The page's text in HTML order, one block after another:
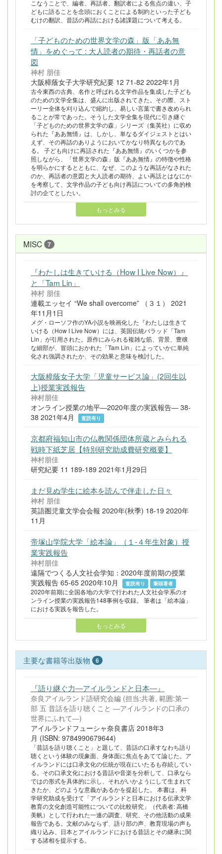
こなうことで、編者、再話者、翻訳者による焦点の違い、子
どもに語ることを念頭におくことによる制約といった子ども
むけの翻訳、昔話の再話における諸課題について考える。
「子どものための世界文学の森」版「ああ無
情」をめぐって : 大人読者の期待・再話者の意
図
神村 朋佳
大阪樟蔭女子大学研究紀要 12 71-82 2022年1月
古今東西の古典、名作と呼ばれる文学作品を集成した子ども
のための文学全集は、盛んに出版されてきた。その際、スト
ーリー全体を刈り込んで縮約し、易しい言葉で書き改められ
ることが常であった。そうした文学全集を現代に引き継ぐ
「子どものための世界文学の森」シリーズ（集英社）に収め
られた『ああ無情』は、しかし、単なるダイジェストとはい
えず、その再話のありようにおいてかなり特異なものであ
る。 子ども向けに再話された『ああ無情』のいくつかを参
照しながら、「世界文学の森」版『ああ無情』の特徴や性格
を明らかにするとともに、なぜ、このような再話がなされた
のか、再話者の意図と大人読者の期待、よい再話とはなにか
を考察して、文学作品の子ども向け再話についての多角的検
討の企てとしたい。
もっとみる
MISC 7
『わたしは生きていける（How I Live Now）』
と「Tam Lin」
神村 朋佳
連載エッセイ “We shall overcome” （３１） 2021
年11月1日
メグ・ローソフ作のYA小説を映画化した『わたしは生きて
いける（How I Live Now）には、英国伝統バラッド「Tam
Lin」が引用された。原作にみられる複雑な筋、背景、豊穣
な細部が、冒頭におかれた「Tam Lin」によっていかに単純
化され強調されたか、その効果と意味を検討した。
大阪樟蔭女子大学「児童サービス論」(2回生以
上)授業実践報告
神村朋佳
オンライン授業の地平―2020年度の実践報告― 38-
38 2021年4月
査読有り
京都府福知山市の仏教関係団体所蔵とみられる
戦時下紙芝居【特別研究助成費研究概要】
神村朋佳
研究紀要 11 189-189 2021年1月29日
まだ見ぬ学生に絵本を読んで伴走した日々
神村 朋佳
英語圏児童文学会会報 2020年(秋季) 18-19 2020年
11月
帝塚山学院大学「絵本論」（１-４年生対象）授
業実践報告
神村朋佳
遠隔でつくる人文社会学知：2020年度前期の授業
実践報告 65-65 2020年10月
査読有り 筆頭著者
2020年前期に全国各地の大学で行われた人文社会学系のオ
ンライン授業の実践報告148事例を収録。 筆者は「絵本論」
における実践を報告した。
もっとみる
主要な書籍等出版物 6
『語り継ぐ力―アイルランドと日本―』
奈良アイルランド語研究会編 (担当:共著, 範囲:第一
部 五 昔話を語り聴くこと ―アイルランドの口承の
世界にふれて―)
アイルランドフューシャ奈良書店 2018年3
月 (ISBN: 9784990679644)
「昔話を語り聴くこと」と題して、昔話の口承すなわち語り
聴くという体験の現象面、身体面に焦点をあてて論じた。ア
イルランドには口承文化の伝統が現在にいたるも存続してい
る。その口承文化における昔話や音楽を分析して、口承なら
ではの形式を具体的に示し、それがいかようにして生まれて
きたか、どのような意義があるかを提起した。 本書は、科
学研究助成を受けて「アイルランドと日本における伝承文学
教育の文化創造可能性についての比較研究」（代表者: 高橋
美帆）として行われた一連の調査、研究、その他活動の成果
報告である。文献のみならず、語り部の声、教育現場の声も
織り込み、日本とアイルランドにおける昔話とその継承に関
する諸相を提示する。